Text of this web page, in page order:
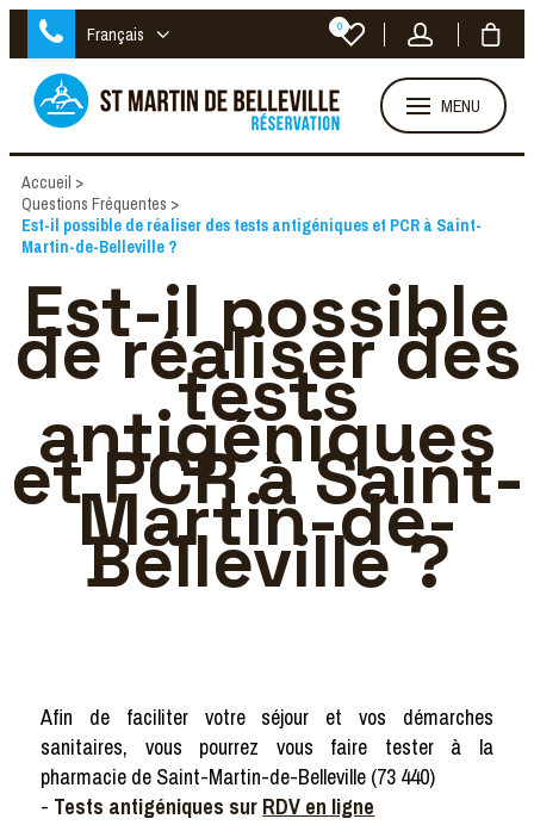
Français 0
MENU
Accueil >
Questions Fréquentes >
Est-il possible de réaliser des tests antigéniques et PCR à Saint-
Martin-de-Belleville ?
Est-il possible
de réaliser des
tests
antigéniques
et PCR à Saint-
Martin-de-
Belleville ?
Afin de faciliter votre séjour et vos démarches
sanitaires, vous pourrez vous faire tester à la
pharmacie de Saint-Martin-de-Belleville (73 440)
- Tests antigéniques sur RDV en ligne